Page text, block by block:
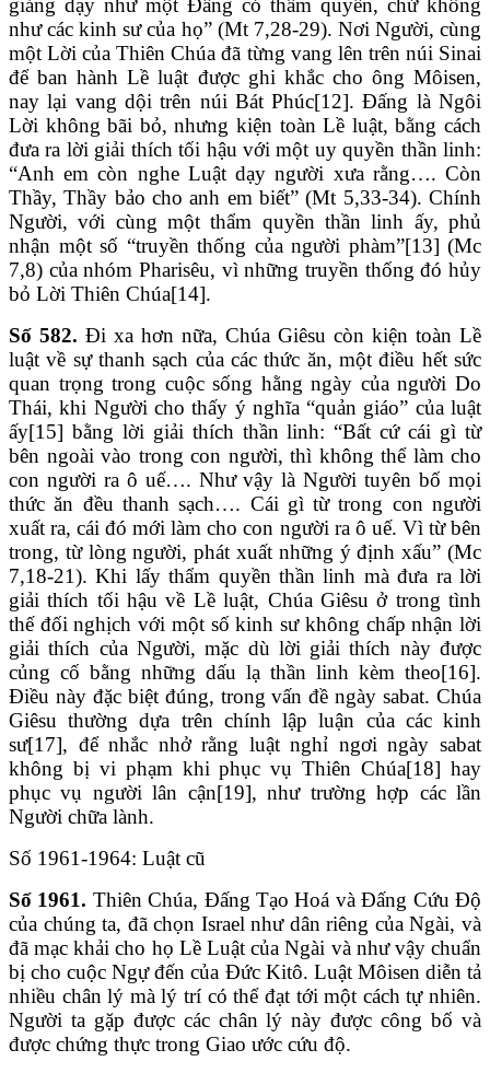
giảng dạy như một Đấng có thẩm quyền, chứ không
như các kinh sư của họ” (Mt 7,28-29). Nơi Người, cùng
một Lời của Thiên Chúa đã từng vang lên trên núi Sinai
để ban hành Lề luật được ghi khắc cho ông Môisen,
nay lại vang dội trên núi Bát Phúc[12]. Đấng là Ngôi
Lời không bãi bỏ, nhưng kiện toàn Lề luật, bằng cách
đưa ra lời giải thích tối hậu với một uy quyền thần linh:
“Anh em còn nghe Luật dạy người xưa rằng…. Còn
Thầy, Thầy bảo cho anh em biết” (Mt 5,33-34). Chính
Người, với cùng một thẩm quyền thần linh ấy, phủ
nhận một số “truyền thống của người phàm”[13] (Mc
7,8) của nhóm Pharisêu, vì những truyền thống đó hủy
bỏ Lời Thiên Chúa[14].
Số 582. Đi xa hơn nữa, Chúa Giêsu còn kiện toàn Lề
luật về sự thanh sạch của các thức ăn, một điều hết sức
quan trọng trong cuộc sống hằng ngày của người Do
Thái, khi Người cho thấy ý nghĩa “quản giáo” của luật
ấy[15] bằng lời giải thích thần linh: “Bất cứ cái gì từ
bên ngoài vào trong con người, thì không thể làm cho
con người ra ô uế…. Như vậy là Người tuyên bố mọi
thức ăn đều thanh sạch…. Cái gì từ trong con người
xuất ra, cái đó mới làm cho con người ra ô uế. Vì từ bên
trong, từ lòng người, phát xuất những ý định xấu” (Mc
7,18-21). Khi lấy thẩm quyền thần linh mà đưa ra lời
giải thích tối hậu về Lề luật, Chúa Giêsu ở trong tình
thế đối nghịch với một số kinh sư không chấp nhận lời
giải thích của Người, mặc dù lời giải thích này được
củng cố bằng những dấu lạ thần linh kèm theo[16].
Điều này đặc biệt đúng, trong vấn đề ngày sabat. Chúa
Giêsu thường dựa trên chính lập luận của các kinh
sư[17], để nhắc nhở rằng luật nghỉ ngơi ngày sabat
không bị vi phạm khi phục vụ Thiên Chúa[18] hay
phục vụ người lân cận[19], như trường hợp các lần
Người chữa lành.
Số 1961-1964: Luật cũ
Số 1961. Thiên Chúa, Đấng Tạo Hoá và Đấng Cứu Độ
của chúng ta, đã chọn Israel như dân riêng của Ngài, và
đã mạc khải cho họ Lề Luật của Ngài và như vậy chuẩn
bị cho cuộc Ngự đến của Đức Kitô. Luật Môisen diễn tả
nhiều chân lý mà lý trí có thể đạt tới một cách tự nhiên.
Người ta gặp được các chân lý này được công bố và
được chứng thực trong Giao ước cứu độ.